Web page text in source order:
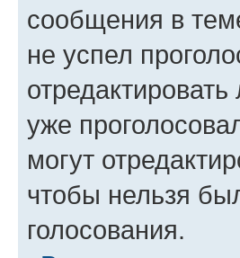
сообщения в
не успел
уже
могут
чтобы нельзя
голосования.